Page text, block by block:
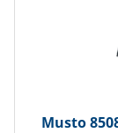
Musto